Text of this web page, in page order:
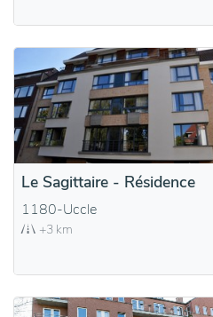
Le Sagittaire - Résidence
1180-Uccle
+3 km